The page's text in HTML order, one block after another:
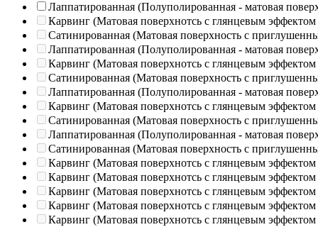
Лаппатированная (Полуполированная - матовая
Карвинг (Матовая поверхнотсь с глянцевым эффектом
Сатинированная (Матовая поверхность с
Лаппатированная (Полуполированная - матовая
Карвинг (Матовая поверхнотсь с глянцевым эффектом
Сатинированная (Матовая поверхность с
Лаппатированная (Полуполированная - матовая
Карвинг (Матовая поверхнотсь с глянцевым эффектом
Сатинированная (Матовая поверхность с
Лаппатированная (Полуполированная - матовая
Сатинированная (Матовая поверхность с
Карвинг (Матовая поверхнотсь с глянцевым эффектом
Карвинг (Матовая поверхнотсь с глянцевым эффектом
Карвинг (Матовая поверхнотсь с глянцевым эффектом
Карвинг (Матовая поверхнотсь с глянцевым эффектом
Карвинг (Матовая поверхнотсь с глянцевым эффектом